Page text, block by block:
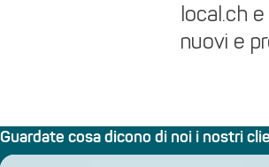
local.ch
nuovi e
Guardate cosa dicono di noi i nostri